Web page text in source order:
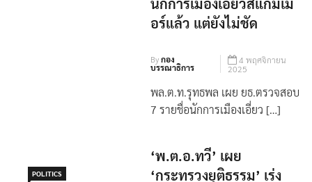
อร์แล้ว แต่ยังไม่ชัด
Byกอง
บรรณาธิการ
4 พฤศจิกายน
2025
พล.ต.ท.รุทธพล เผย ยธ.ตรวจสอบ
7 รายชื่อนักการเมืองเอี่ยว […]
POLITICS
‘พ.ต.อ.ทวี’ เผย
‘กระทรวงยุติธรรม’ เร่ง